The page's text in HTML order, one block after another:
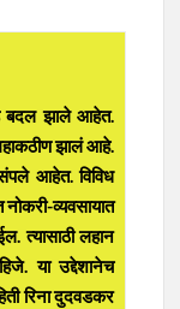
बदल झाले आहेत.
झालं आहे.
आहेत. विविध
व्यवसायात
त्यासाठी लहान
या उद्देशानेच
रिना दुदवडकर